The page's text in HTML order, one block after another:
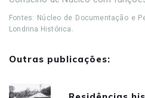
Fontes: Núcleo de Documentação e
Londrina Histórica.
Outras publicações: